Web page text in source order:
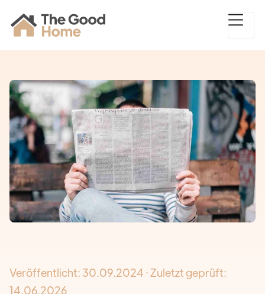
Veröffentlicht: 30.09.2024 · Zuletzt geprüft:
14.06.2026